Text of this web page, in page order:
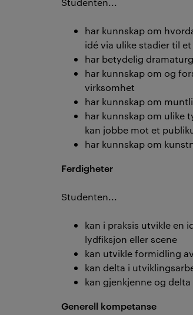
har kunnskap om
idé via ulike stadier til
har betydelig
har kunnskap om og
virksomhet
har kunnskap om
har kunnskap om ulike
kan jobbe mot et
har kunnskap om
Ferdigheter
Studenten...
kan i praksis utvikle en
lydfiksjon eller scene
kan utvikle formidling
kan delta i
kan gjenkjenne og
Generell kompetanse